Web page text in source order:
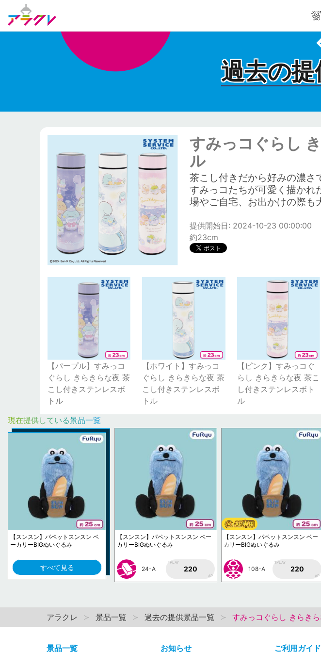
過去の
すみっコぐらし
ル
茶こし付きだから好みの濃さ
すみっコたちが可愛く描かれ
場やご自宅、お出かけの際
提供開始日: 2024-10-23 00:00:00
約23cm
【パープル】すみっコ
ぐらし きらきらな夜 茶
こし付きステンレスボ
トル
【ホワイト】すみっコ
ぐらし きらきらな夜 茶
こし付きステンレスボ
トル
【ピンク】すみっコぐ
らし きらきらな夜 茶こ
し付きステンレスボト
ル
現在提供している景品一覧
【スンスン】パペットスンスン ベ
ーカリーBIGぬいぐるみ
すべて見る
【スンスン】パペットスンスン ベー
カリーBIGぬいぐるみ
24-A
1PLAY
220
AP
【スンスン】パペットスンスン ベー
カリーBIGぬいぐるみ
108-A
1PLAY
220
AP
アラクレ 景品一覧 過去の提供景品一覧 すみっコぐらし きらき
景品一覧 お知らせ ご利用ガイド